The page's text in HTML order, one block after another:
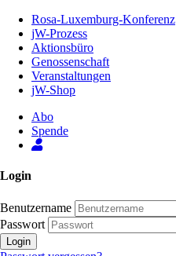
Inhalt
Seite
Rosa-Luxemburg-Konferenz
jW-Prozess
Aktionsbüro
Genossenschaft
Veranstaltungen
jW-Shop
Abo
Spende
Login
Benutzername
Passwort
Login